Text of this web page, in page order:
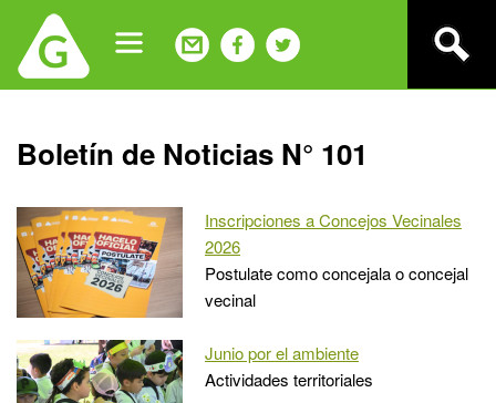
navigation
Back
to
Boletín de Noticias N° 101
Inscripciones a Concejos Vecinales
2026
Postulate como concejala o concejal
vecinal
Junio por el ambiente
Actividades territoriales